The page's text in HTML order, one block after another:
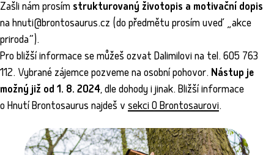
Zašli nám prosím strukturovaný životopis a motivační dopis
na hnuti@brontosaurus.cz (do předmětu prosím uveď „akce
priroda“).
Pro bližší informace se můžeš ozvat Dalimilovi na tel. 605 763
112. Vybrané zájemce pozveme na osobní pohovor. Nástup je
možný již od 1. 8. 2024, dle dohody i jinak. Bližší informace
o Hnutí Brontosaurus najdeš v sekci O Brontosaurovi.